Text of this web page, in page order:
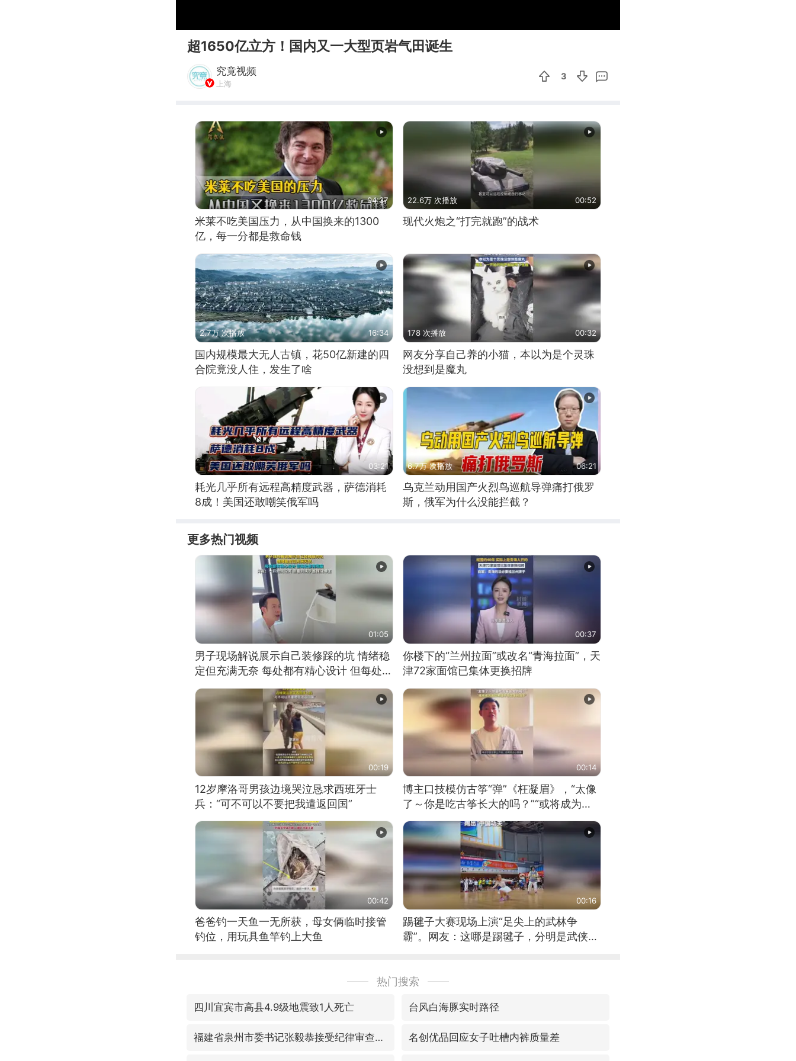
超1650亿立方！国内又一大型页岩气田诞生
究竟视频
上海
3
04:37
米莱不吃美国压力，从中国换来的1300
亿，每一分都是救命钱
22.6万 次播放 00:52
现代火炮之“打完就跑”的战术
2.7万 次播放 16:34
国内规模最大无人古镇，花50亿新建的四
合院竟没人住，发生了啥
178 次播放 00:32
网友分享自己养的小猫，本以为是个灵珠
没想到是魔丸
03:21
耗光几乎所有远程高精度武器，萨德消耗
8成！美国还敢嘲笑俄军吗
6.7万 次播放 06:21
乌克兰动用国产火烈鸟巡航导弹痛打俄罗
斯，俄军为什么没能拦截？
更多热门视频
01:05
男子现场解说展示自己装修踩的坑 情绪稳
定但充满无奈 每处都有精心设计 但每处都
我没绷住
00:37
你楼下的“兰州拉面”或改名“青海拉面”，天
津72家面馆已集体更换招牌
00:19
12岁摩洛哥男孩边境哭泣恳求西班牙士
兵：“可不可以不要把我遣返回国”
00:14
博主口技模仿古筝“弹”《枉凝眉》，“太像
了～你是吃古筝长大的吗？”“或将成为首
位考级不带古筝的选手。”（来源：新华每
日电讯）
00:42
爸爸钓一天鱼一无所获，母女俩临时接管
钓位，用玩具鱼竿钓上大鱼
00:16
踢毽子大赛现场上演“足尖上的武林争
霸”。网友：这哪是踢毽子，分明是武侠片
热门搜索
四川宜宾市高县4.9级地震致1人死亡 台风白海豚实时路径
福建省泉州市委书记张毅恭接受纪律审查和监察调查 名创优品回应女子吐槽内裤质量差